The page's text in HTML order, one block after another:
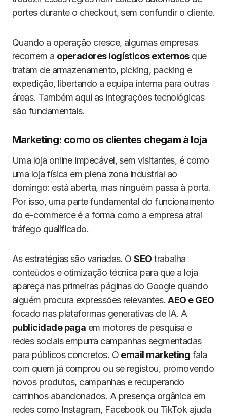
portes durante o checkout, sem confundir o cliente.
Quando a operação cresce, algumas empresas
recorrem a operadores logísticos externosque
tratam de armazenamento, picking, packing e
expedição, libertando a equipa interna para outras
áreas. Também aqui as integrações tecnológicas
são fundamentais.
Marketing: como os clientes chegam à loja
Uma loja online impecável, sem visitantes, é como
uma loja física em plena zona industrial ao
domingo: está aberta, mas ninguém passa à porta.
Por isso, uma parte fundamental do funcionamento
do e-commerce é a forma como a empresa atrai
tráfego qualificado.
As estratégias são variadas. OSEO trabalha
conteúdos e otimização técnica para que a loja
apareça nas primeiras páginas do Google quando
alguém procura expressões relevantes.AEO e GEO
focado nas plataformas generativas de IA. A
publicidade paga em motores de pesquisa e
redes sociais empurra campanhas segmentadas
para públicos concretos. O email marketing fala
com quem já comprou ou se registou, promovendo
novos produtos, campanhas e recuperando
carrinhos abandonados. A presença orgânica em
redes como Instagram, Facebook ou TikTok ajuda